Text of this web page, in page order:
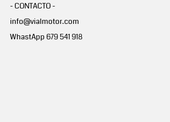
- CONTACTO -
info@vialmotor.com
WhastApp 679 541 918